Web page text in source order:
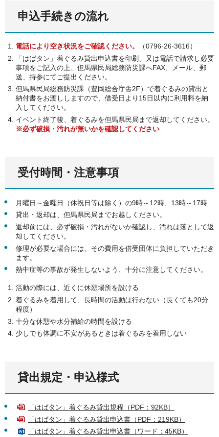
申込手続きの流れ
電話により空き状況をご確認ください。
（0796-26-3616）
「はばタン」着ぐるみ貸出申込書を印刷、又は電話で請求し必要
事項をご記入の上、但馬県民局総務防災課へFAX、メール、郵
送、持参にてご提出ください。
但馬県民局総務防災課（豊岡総合庁舎2F）で着ぐるみの貸出と
納付書をお渡ししますので、借受日より15日以内に利用料を納
入してください。
イベント終了後、着ぐるみを但馬県民局まで返却してください。
※必ず破損・汚れが無いかを確認してください
受付時間・注意事項
月曜日～金曜日（休祝日等は除く）の9時～12時、13時～17時
貸出・返却は、但馬県民局までお越しください。
返却前には、必ず破損・汚れがないか確認し、汚れは落として返
却してください。
修理が必要な場合には、その費用を借受団体に負担していただき
ます。
熱中症等の事故が発生しないよう、十分に注意してください。
活動の際には、近くに休憩場所を設ける
着ぐるみを着用して、長時間の活動は行わない（長くても20分
程度）
十分な休憩や水分補給の時間を設ける
少しでも体調に不安があるときは着ぐるみを着用しない
貸出規定・申込様式
「はばタン」着ぐるみ貸出規程（PDF：92KB）
「はばタン」着ぐるみ貸出申込書（PDF：219KB）
「はばタン」着ぐるみ貸出申込書（ワード：45KB）